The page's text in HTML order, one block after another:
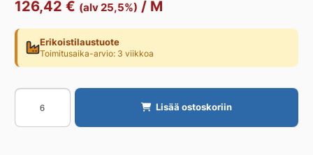
126,42 € (alv 25,5%) / M
Erikoistilaustuote
Toimitusaika-arvio: 3 viikkoa
PEH-
TELESKOOPPIPUTKI
160x4,9
Lisää ostoskoriin